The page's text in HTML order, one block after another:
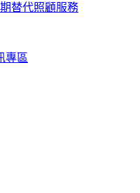
替代照顧服務
專區